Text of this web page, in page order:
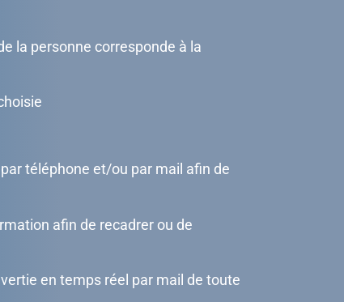
la personne corresponde à la
téléphone et/ou par mail afin de
afin de recadrer ou de
en temps réel par mail de toute